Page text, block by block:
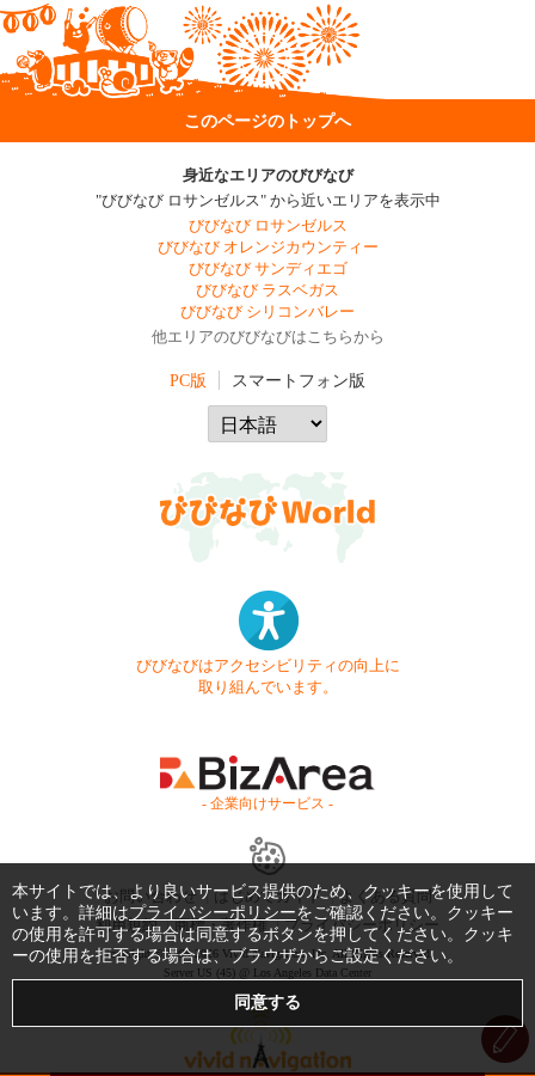
このページのトップへ
身近なエリアのびびなび
"びびなび ロサンゼルス" から近いエリアを表示中
びびなび ロサンゼルス
びびなび オレンジカウンティー
びびなび サンディエゴ
びびなび ラスベガス
びびなび シリコンバレー
他エリアのびびなびはこちらから
PC版 スマートフォン版
びびなびはアクセシビリティの向上に
取り組んでいます。
- 企業向けサービス -
お問い合わせ はじめてガイド
よくある質問
利用規約
商標・著作権 プライバシーポリシー
Copyright © 1999-2026 Vivid Navigation, Inc. All Rights Reserved.
Server US (45) @ Los Angeles Data Center
本サイトでは、より良いサービス提供のため、クッキーを使用して
います。詳細はプライバシーポリシーをご確認ください。クッキー
の使用を許可する場合は同意するボタンを押してください。クッキ
ーの使用を拒否する場合は、ブラウザからご設定ください。